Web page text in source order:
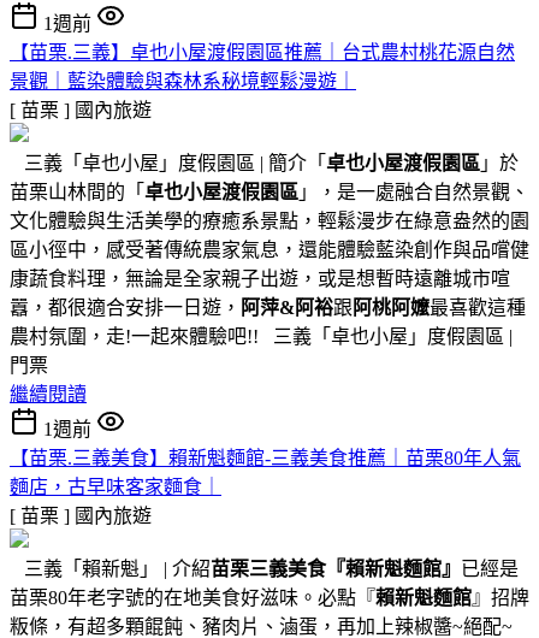
1週前
【苗栗.三義】卓也小屋渡假園區推薦｜台式農村桃花源自然
景觀｜藍染體驗與森林系秘境輕鬆漫遊｜
[ 苗栗 ] 國內旅遊
三義「卓也小屋」度假園區 | 簡介「 卓也小屋渡假園區 」於
苗栗山林間的「 卓也小屋渡假園區 」，是一處融合自然景觀、
文化體驗與生活美學的療癒系景點，輕鬆漫步在綠意盎然的園
區小徑中，感受著傳統農家氣息，還能體驗藍染創作與品嚐健
康蔬食料理，無論是全家親子出遊，或是想暫時遠離城市喧
囂，都很適合安排一日遊， 阿萍&阿裕跟 阿桃阿嬤最喜歡這種
農村氛圍，走!一起來體驗吧!! 三義「卓也小屋」度假園區 |
門票
繼續閱讀
1週前
【苗栗.三義美食】賴新魁麵館-三義美食推薦｜苗栗80年人氣
麵店，古早味客家麵食｜
[ 苗栗 ] 國內旅遊
三義「賴新魁」 | 介紹苗栗三義美食『賴新魁麵館』 已經是
苗栗80年老字號的在地美食好滋味。必點『賴新魁麵館』招牌
粄條，有超多顆餛飩、豬肉片、滷蛋，再加上辣椒醬~絕配~